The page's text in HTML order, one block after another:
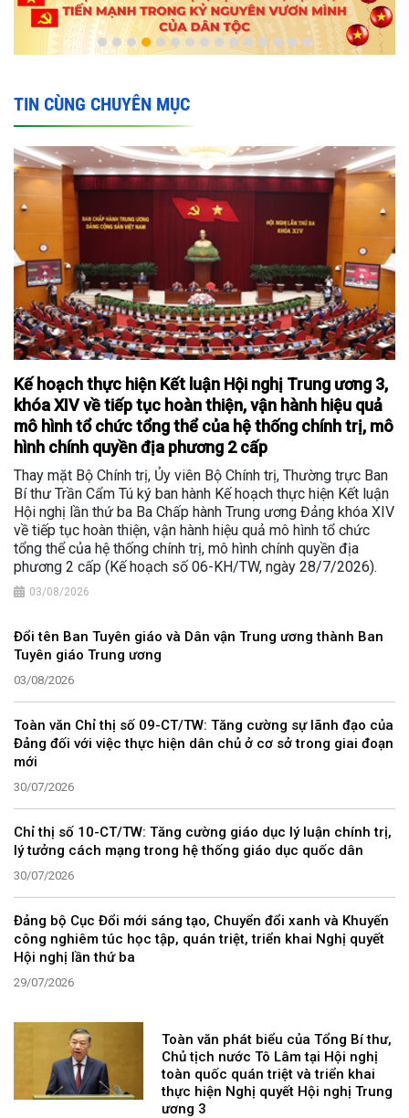
TIN CÙNG CHUYÊN MỤC
Kế hoạch thực hiện Kết luận Hội nghị Trung ương 3,
khóa XIV về tiếp tục hoàn thiện, vận hành hiệu quả
mô hình tổ chức tổng thể của hệ thống chính trị, mô
hình chính quyền địa phương 2 cấp
Thay mặt Bộ Chính trị, Ủy viên Bộ Chính trị, Thường trực Ban
Bí thư Trần Cẩm Tú ký ban hành Kế hoạch thực hiện Kết luận
Hội nghị lần thứ ba Ba Chấp hành Trung ương Đảng khóa XIV
về tiếp tục hoàn thiện, vận hành hiệu quả mô hình tổ chức
tổng thể của hệ thống chính trị, mô hình chính quyền địa
phương 2 cấp (Kế hoạch số 06-KH/TW, ngày 28/7/2026).
03/08/2026
Đổi tên Ban Tuyên giáo và Dân vận Trung ương thành Ban
Tuyên giáo Trung ương
03/08/2026
Toàn văn Chỉ thị số 09-CT/TW: Tăng cường sự lãnh đạo của
Đảng đối với việc thực hiện dân chủ ở cơ sở trong giai đoạn
mới
30/07/2026
Chỉ thị số 10-CT/TW: Tăng cường giáo dục lý luận chính trị,
lý tưởng cách mạng trong hệ thống giáo dục quốc dân
30/07/2026
Đảng bộ Cục Đổi mới sáng tạo, Chuyển đổi xanh và Khuyến
công nghiêm túc học tập, quán triệt, triển khai Nghị quyết
Hội nghị lần thứ ba
29/07/2026
Toàn văn phát biểu của Tổng Bí thư,
Chủ tịch nước Tô Lâm tại Hội nghị
toàn quốc quán triệt và triển khai
thực hiện Nghị quyết Hội nghị Trung
ương 3